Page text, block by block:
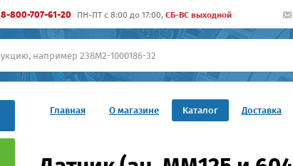
8-800-707-61-20 ПН-ПТ c 8:00 до 17:00, СБ-ВС выходной
Главная О магазине Каталог Доставка